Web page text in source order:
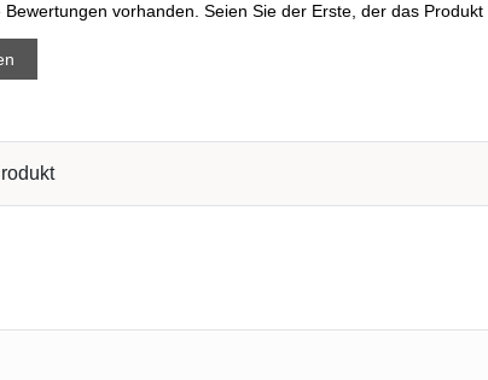
vorhanden. Seien Sie der Erste, der das Produkt